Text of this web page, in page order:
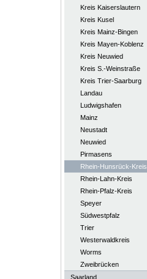
Kreis Kaiserslautern
Kreis Kusel
Kreis Mainz-Bingen
Kreis Mayen-Koblenz
Kreis Neuwied
Kreis S.-Weinstraße
Kreis Trier-Saarburg
Landau
Ludwigshafen
Mainz
Neustadt
Neuwied
Pirmasens
Rhein-Hunsrück-Kreis
Rhein-Lahn-Kreis
Rhein-Pfalz-Kreis
Speyer
Südwestpfalz
Trier
Westerwaldkreis
Worms
Zweibrücken
Saarland